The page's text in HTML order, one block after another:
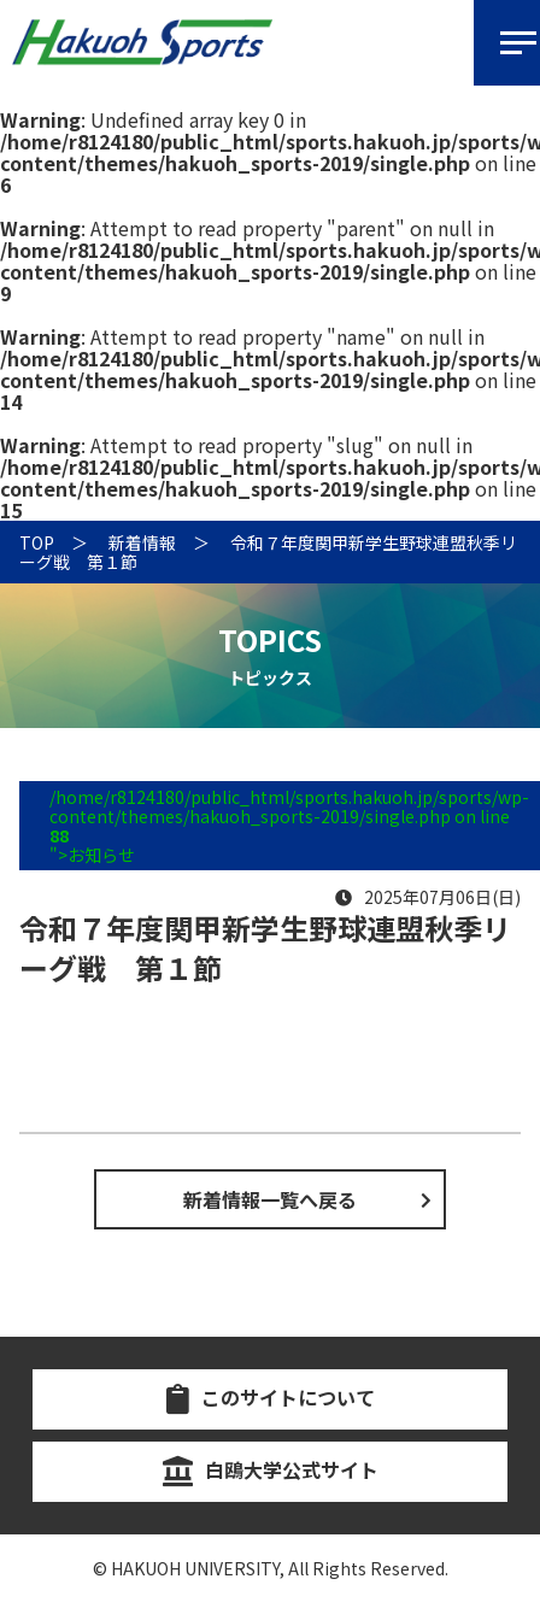
Warning: Undefined array key 0 in
/home/r8124180/public_html/sports.hakuoh.jp/sports/
content/themes/hakuoh_sports-2019/single.phpon line
6
Warning: Attempt to read property "parent" on null in
/home/r8124180/public_html/sports.hakuoh.jp/sports/
content/themes/hakuoh_sports-2019/single.phpon line
9
Warning: Attempt to read property "name" on null in
/home/r8124180/public_html/sports.hakuoh.jp/sports/
content/themes/hakuoh_sports-2019/single.phpon line
14
Warning: Attempt to read property "slug" on null in
/home/r8124180/public_html/sports.hakuoh.jp/sports/
content/themes/hakuoh_sports-2019/single.phpon line
15
TOP 新着情報
令和７年度関甲新学生野球連盟秋季リ
ーグ戦 第１節
TOPICS
トピックス
/home/r8124180/public_html/sports.hakuoh.jp/sports/wp-
content/themes/hakuoh_sports-2019/single.php on line
88
">お知らせ
2025年07月06日(日)
令和７年度関甲新学生野球連盟秋季リ
ーグ戦 第１節
新着情報一覧へ戻る
このサイトについて
白鴎大学公式サイト
© HAKUOH UNIVERSITY, All Rights Reserved.